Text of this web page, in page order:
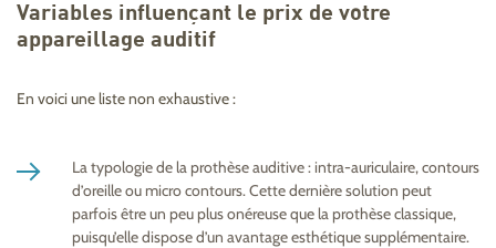
Variables influençant le prix de votre
appareillage auditif
En voici une liste non exhaustive :
La typologie de la prothèse auditive : intra-auriculaire, contours
d’oreille ou micro contours. Cette dernière solution peut
parfois être un peu plus onéreuse que la prothèse classique,
puisqu’elle dispose d’un avantage esthétique supplémentaire.